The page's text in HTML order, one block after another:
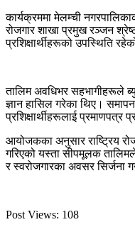
कार्यक्रममा मेलम्ची
रोजगार शाखा प्रमुख रञ्जन
प्रशिक्षार्थीहरूको उपस्थिति
तालिम अवधिभर सहभागीहरूले
ज्ञान हासिल गरेका थिए।
प्रशिक्षार्थीहरूलाई
आयोजकका अनुसार राष्ट्रिय
गरिएको यस्ता सीपमूलक
र स्वरोजगारका अवसर सिर्जना
Post Views: 108